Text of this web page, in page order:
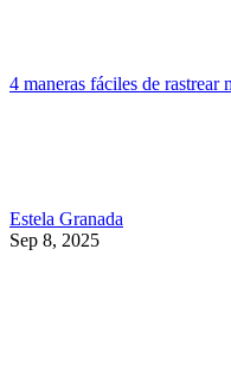
4 maneras fáciles de
Estela Granada
Sep 8, 2025